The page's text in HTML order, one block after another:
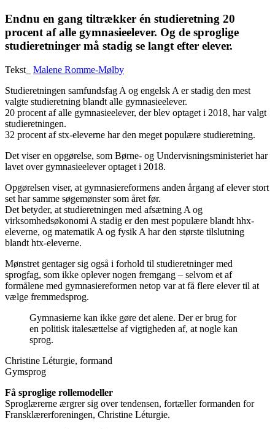
Endnu en gang tiltrækker én studieretning 20
procent af alle gymnasieelever. Og de sproglige
studieretninger må stadig se langt efter elever.
Tekst_ Malene Romme-Mølby
Studieretningen samfundsfag A og engelsk A er stadig den mest
valgte studieretning blandt alle gymnasieelever.
20 procent af alle gymnasieelever, der blev optaget i 2018, har valgt
studieretningen.
32 procent af stx-eleverne har den meget populære studieretning.
Det viser en opgørelse, som Børne- og Undervisningsministeriet har
lavet over gymnasieelever optaget i 2018.
Opgørelsen viser, at gymnasiereformens anden årgang af elever stort
set har samme søgemønster som året før.
Det betyder, at studieretningen med afsætning A og
virksomhedsøkonomi A stadig er den mest populære blandt hhx-
eleverne, og matematik A og fysik A har den største tilslutning
blandt htx-eleverne.
Mønstret gentager sig også i forhold til studieretninger med
sprogfag, som ikke oplever nogen fremgang – selvom et af
formålene med gymnasiereformen netop var at få flere elever til at
vælge fremmedsprog.
Gymnasierne kan ikke gøre det alene. Der er brug for
en politisk italesættelse af vigtigheden af, at nogle kan
sprog.
Christine Léturgie, formand
Gymsprog
Få sproglige rollemodeller
Sproglærerne ærgrer sig over tendensen, fortæller formanden for
Fransklærerforeningen, Christine Léturgie.